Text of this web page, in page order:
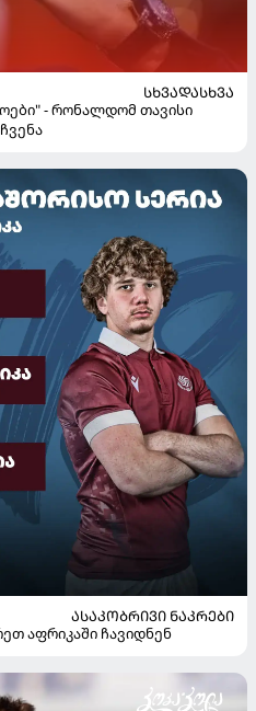
ᲡᲮᲕᲐᲓᲐᲡᲮᲕᲐ
- რონალდომ თავისი
ᲐᲡᲐᲙᲝᲑᲠᲘᲕᲘ ᲜᲐᲙᲠᲔᲑᲘ
აფრიკაში ჩავიდნენ